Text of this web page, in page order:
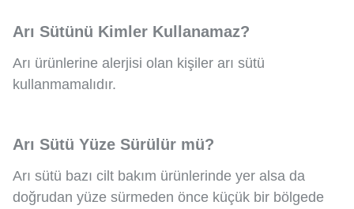
Arı Sütünü Kimler Kullanamaz?
Arı ürünlerine alerjisi olan kişiler arı sütü
kullanmamalıdır.
Arı Sütü Yüze Sürülür mü?
Arı sütü bazı cilt bakım ürünlerinde yer alsa da
doğrudan yüze sürmeden önce küçük bir bölgede